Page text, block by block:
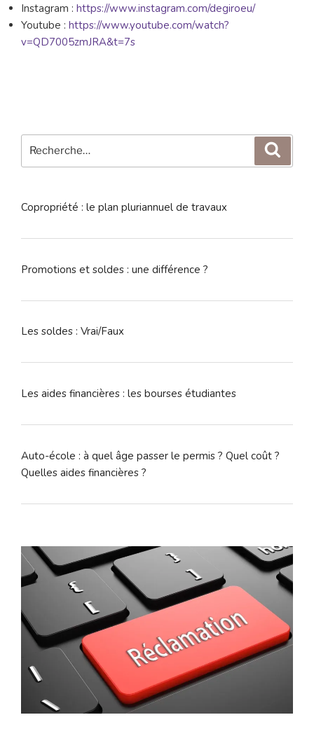
Instagram : https://www.instagram.com/degiroeu/
Youtube : https://www.youtube.com/watch?
v=QD7005zmJRA&t=7s
pour
Copropriété : le plan pluriannuel de travaux
Promotions et soldes : une différence ?
Les soldes : Vrai/Faux
Les aides financières : les bourses étudiantes
Auto-école : à quel âge passer le permis ? Quel coût ?
Quelles aides financières ?